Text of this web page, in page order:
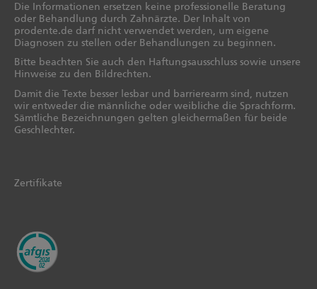
Die Informationen ersetzen keine professionelle Beratung
oder Behandlung durch Zahnärzte. Der Inhalt von
prodente.de darf nicht verwendet werden, um eigene
Diagnosen zu stellen oder Behandlungen zu beginnen.
Bitte beachten Sie auch den Haftungsausschluss sowie unsere
Hinweise zu den Bildrechten.
Damit die Texte besser lesbar und barrierearm sind, nutzen
wir entweder die männliche oder weibliche die Sprachform.
Sämtliche Bezeichnungen gelten gleichermaßen für beide
Geschlechter.
Zertifikate